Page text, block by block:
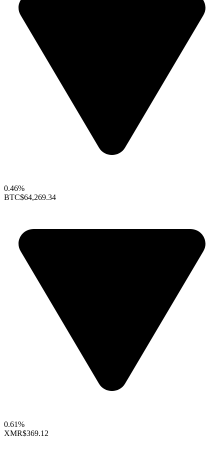
0.46%
BTC$64,269.34
0.61%
XMR$369.12